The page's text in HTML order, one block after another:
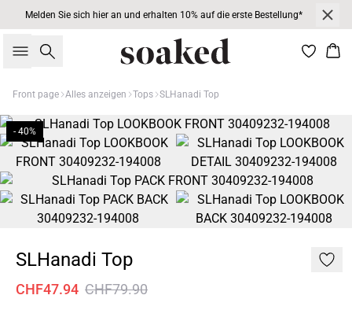
Melden Sie sich hier an und erhalten 10% auf die erste Bestellung*
Suche
Front page Alles anzeigen Tops SLHanadi Top
- 40%
SLHanadi Top
CHF47.94 CHF79.90